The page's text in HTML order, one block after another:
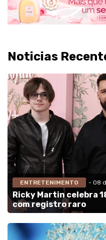
Noticias
ENTRETENIMENTO - 08
Ricky Martin celebra
com registro raro